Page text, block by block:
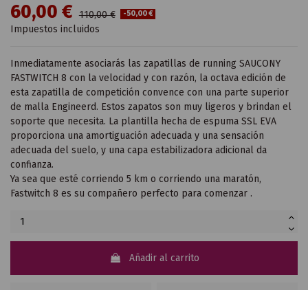
60,00 € 110,00 € -50,00 €
Impuestos incluidos
Inmediatamente asociarás las zapatillas de running SAUCONY
FASTWITCH 8 con la velocidad y con razón, la octava edición de
esta zapatilla de competición convence con una parte superior
de malla Engineerd. Estos zapatos son muy ligeros y brindan el
soporte que necesita. La plantilla hecha de espuma SSL EVA
proporciona una amortiguación adecuada y una sensación
adecuada del suelo, y una capa estabilizadora adicional da
confianza.
Ya sea que esté corriendo 5 km o corriendo una maratón,
Fastwitch 8 es su compañero perfecto para comenzar .
Añadir al carrito